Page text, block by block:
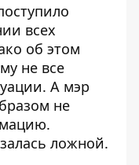
всех
об этом
не все
А мэр
не
ложной.